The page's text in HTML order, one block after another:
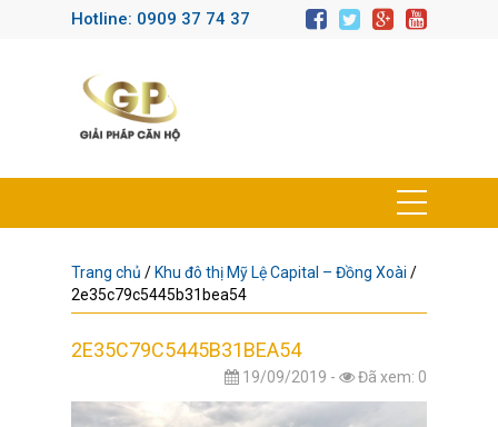
Hotline: 0909 37 74 37
Trang chủ / Khu đô thị Mỹ Lệ Capital – Đồng Xoài /
2e35c79c5445b31bea54
2E35C79C5445B31BEA54
19/09/2019 - Đã xem: 0